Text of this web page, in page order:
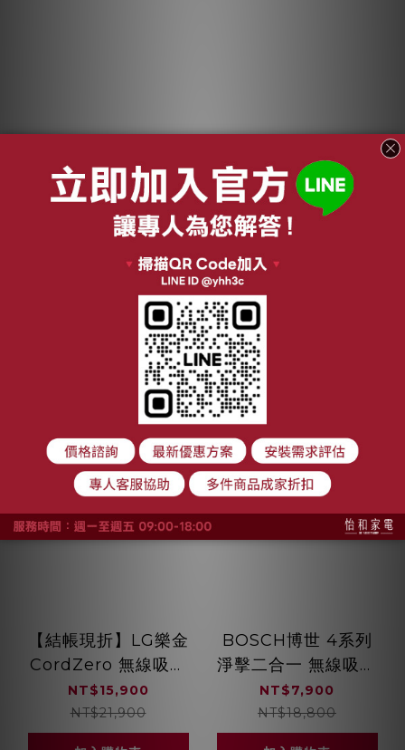
【最後出清】HOBOT
LEGEE 7 雷姬掃拖地
組2片 7系列
NT$479
【最後出清】HOBOT
LEGEE-D7 雷姬掃拖
一組2片 D7系列
NT$479
【結帳現折】LG樂金
CordZero 無線吸塵
器 附輕薄地板吸頭
A9K-MOP3
NT$15,900
NT$21,900
BOSCH博世 4系列
淨擊二合一 無線吸塵
器 星燦黑
BCH3251TW
NT$7,900
NT$18,800